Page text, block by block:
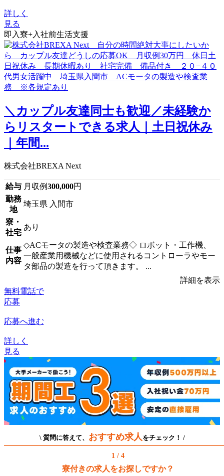
詳しく
見る
即入寮+入社前生活支援
＼カップル友達同士も歓迎／未経験か
らリスタートできる求人｜土日祝休み
｜年間...
株式会社BREXA Next
給与 月収例300,000円
勤務
地
埼玉県 入間市
寮・
社宅
あり
仕事
内容
◇ACモータの製造や検査業務◇ ロボット・工作機、
一般産業用機械などに使用されるコントローラやモー
タ部品の製造を行って頂きます。 ...
詳細を表示
無料電話で
応募
応募へ進む
詳しく
見る
\ 質問に答えて、 おすすめ求人 をチェック！ /
1 / 4
寮付きの求人をお探しですか？